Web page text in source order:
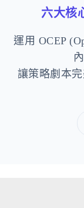
六大核
運用 OCEP
讓策略劇本